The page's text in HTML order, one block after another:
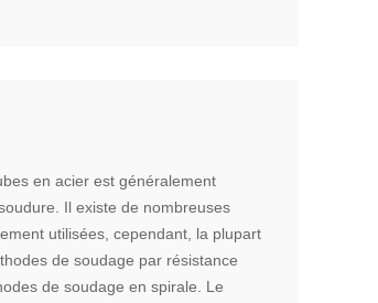
en acier est généralement
Il existe de nombreuses
utilisées, cependant, la plupart
de soudage par résistance
de soudage en spirale. Le